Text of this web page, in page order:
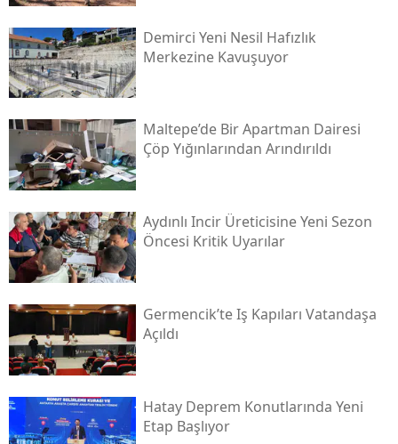
Demirci Yeni Nesil Hafızlık
Merkezine Kavuşuyor
Maltepe’de Bir Apartman Dairesi
Çöp Yığınlarından Arındırıldı
Aydınlı Incir Üreticisine Yeni Sezon
Öncesi Kritik Uyarılar
Germencik’te Iş Kapıları Vatandaşa
Açıldı
Hatay Deprem Konutlarında Yeni
Etap Başlıyor